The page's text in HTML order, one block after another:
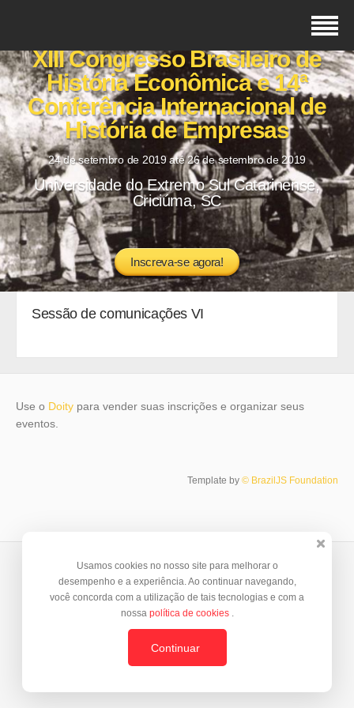
XIII Congresso Brasileiro de
História Econômica e 14ª
Conferência Internacional de
História de Empresas
24 de setembro de 2019 até 26 de setembro de 2019
Universidade do Extremo Sul Catarinense,
Criciúma, SC
Inscreva-se agora!
Sessão de comunicações VI
Use o Doity para vender suas inscrições e organizar seus
eventos.
Template by © BrazilJS Foundation
Usamos cookies no nosso site para melhorar o
desempenho e a experiência. Ao continuar navegando,
você concorda com a utilização de tais tecnologias e com a
nossa política de cookies .
Continuar